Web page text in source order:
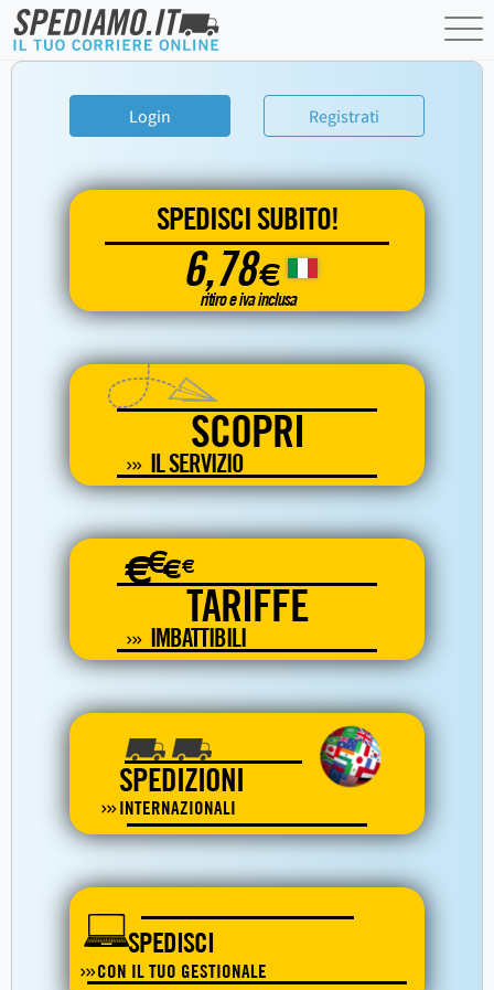
Login Registrati
SPEDISCI SUBITO!
6,78€
ritiro e iva inclusa
SCOPRI
IL SERVIZIO
€€€€
TARIFFE
IMBATTIBILI
SPEDIZIONI
INTERNAZIONALI
SPEDISCI
CON IL TUO GESTIONALE